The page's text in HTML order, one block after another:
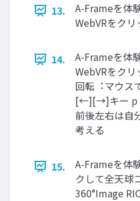
13.
A-Frameを体
WebVRをク
14.
A-Frameを体
WebVRをク
回転︓マウス
[←][→]キー p
前後左右は⾃
考える
15.
A-Frameを体
クして全天球
360°Image